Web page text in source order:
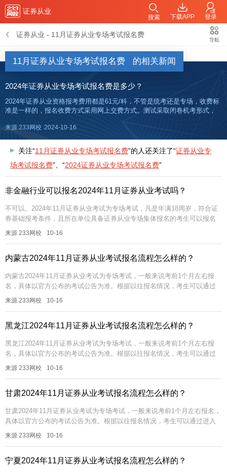
证券从业
下载APP 登录
搜索
证券从业 - 11月证券从业专场考试报名费
导航
11月证券从业专场考试报名费 的相关新闻
2024年证券从业专场考试报名费是多少？
2024年证券从业资格报考费用都是61元/科，不管是统考还是专场，收费标
准是一样的，报名收费方式采用网上交费方式。测试采取闭卷机考形式，
题型为客观题,包括单选题、多选题、判断题、综合题,测试题量均为120题,
试卷正确率达到60%以上,即为该科目达到基本要求。
来源 233网校 2024-10-16
关注“11月证券从业专场考试报名费”的人还关注了“证券从业专
场考试报名费”、“2024证券从业专场考试报名费”
非金融行业可以报名2024年11月证券从业考试吗？
不可以。2024年11月证券从业考试为专场考试，凡是年满18周岁，符合证
券基础报考条件，且所在单位具备证券从业专场集体报名的考生可以报名
考试。【超全资料包】【证券真题免费下载】【题库会员免费领】【组队...
来源 233网校 10-16
内蒙古2024年11月证券从业考试报名流程怎么样的？
内蒙古2024年11月证券从业考试为专场考试，一般来说考前1个月左右报
名，具体以官方公布的考试公告为准。根据以往报名情况，考生可以通过
进入【中国证券业协会网站】完成报名缴费。立即进入>>内...
来源 233网校 10-16
黑龙江2024年11月证券从业考试报名流程怎么样的？
黑龙江2024年11月证券从业考试为专场考试，一般来说考前1个月左右报
名，具体以官方公布的考试公告为准。根据以往报名情况，考生可以通过
进入【中国证券业协会网站】完成报名缴费。立即进入>>黑...
来源 233网校 10-16
甘肃2024年11月证券从业考试报名流程怎么样的？
甘肃2024年11月证券从业考试为专场考试，一般来说考前1个月左右报名，
具体以官方公布的考试公告为准。根据以往报名情况，考生可以通过进入
【中国证券业协会网站】完成报名缴费。立即进入>>甘肃...
来源 233网校 10-16
宁夏2024年11月证券从业考试报名流程怎么样的？